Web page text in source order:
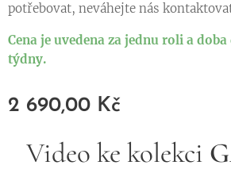
potřebovat, neváhejte nás
Cena je uvedena za jednu roli a
týdny.
2 690,00 Kč
Video ke kolekci